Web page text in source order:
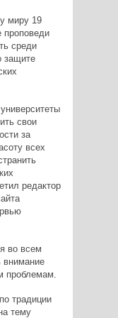
миру 19
проповеди
среди
защите
свои
за
всех
редактор
во всем
внимание
проблемам.
традиции
тему